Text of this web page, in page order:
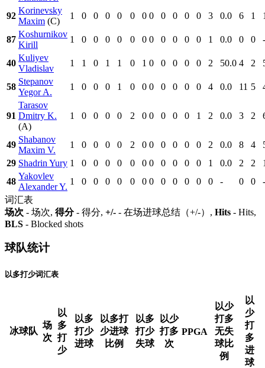
92
Korinevsky
Maxim (C)
1 0 0 0 0 0 0 0 0 0 0 0 3 0.0 6 1
87
Koshurnikov
Kirill
1 0 0 0 0 0 0 0 0 0 0 0 1 0.0 0 0 -
40
Kuliyev
Vladislav
1 1 0 1 1 0 1 0 0 0 0 0 2 50.0 4 2
58
Stepanov
Yegor A.
1 0 0 0 1 0 0 0 0 0 0 0 4 0.0 11 5
91
Tarasov
Dmitry K.
(A)
1 0 0 0 0 2 0 0 0 0 0 1 2 0.0 3 2
49
Shabanov
Maxim V.
1 0 0 0 0 2 0 0 0 0 0 0 2 0.0 8 4
29 Shadrin Yury 1 0 0 0 0 0 0 0 0 0 0 0 1 0.0 2 2
48
Yakovlev
Alexander Y.
1 0 0 0 0 0 0 0 0 0 0 0 0 - 0 0
-
词汇表
场次 - 场次, 得分- 得分, +/- - 在场进球总结（+/-）, Hits - Hits,
BLS - Blocked shots
球队统计
以多打少词汇表
冰球队
场
次
以
多
打
少
以多
打少
进球
以多打
少进球
比例
以多
打少
失球
以少
打多
次
PPGA
以少
打多
无失
球比
例
以
少
打
多
进
球